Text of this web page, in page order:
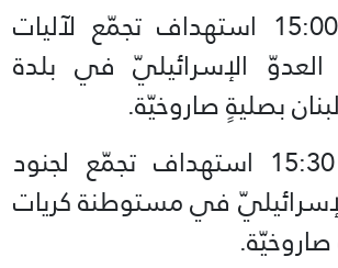
23- السّاعة 15:00 استهداف‏ تجمّع لآليات
الإسرائيليّ في بلدة
بصليةٍ صاروخيّة.
24- السّاعة 15:30 استهداف‏ تجمّع لجنود
في مستوطنة كريات